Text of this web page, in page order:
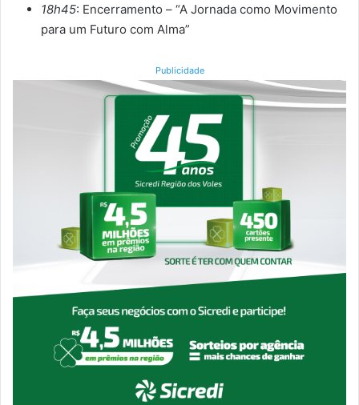
18h45: Encerramento – “A Jornada como Movimento
para um Futuro com Alma”
Publicidade